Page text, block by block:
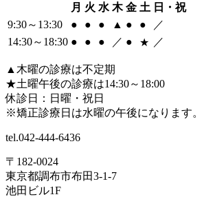
月 火 水 木 金 土 日・祝
9:30～ 13:30 ● ● ● ▲ ● ●
／
14:30～ 18:30 ● ● ● ／ ● ★ ／
▲ 木曜の診療は不定期
★土曜午後の診療は14:30～18:00
休診日：日曜・祝日
※矯正診療日は水曜の午後になります。
tel.042-444-6436
〒182-0024
東京都調布市布田3-1-7
池田ビル1F